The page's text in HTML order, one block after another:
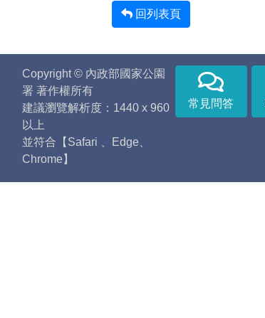
回列表頁
Copyright © 內政部國家公園
署 著作權所有
建議瀏覽解析度：1440 x 960
以上
並符合【Safari 、Edge、
Chrome】
常見問答